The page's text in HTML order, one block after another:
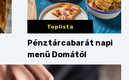
Toplista
Pénztárcabarát napi
menü Domától